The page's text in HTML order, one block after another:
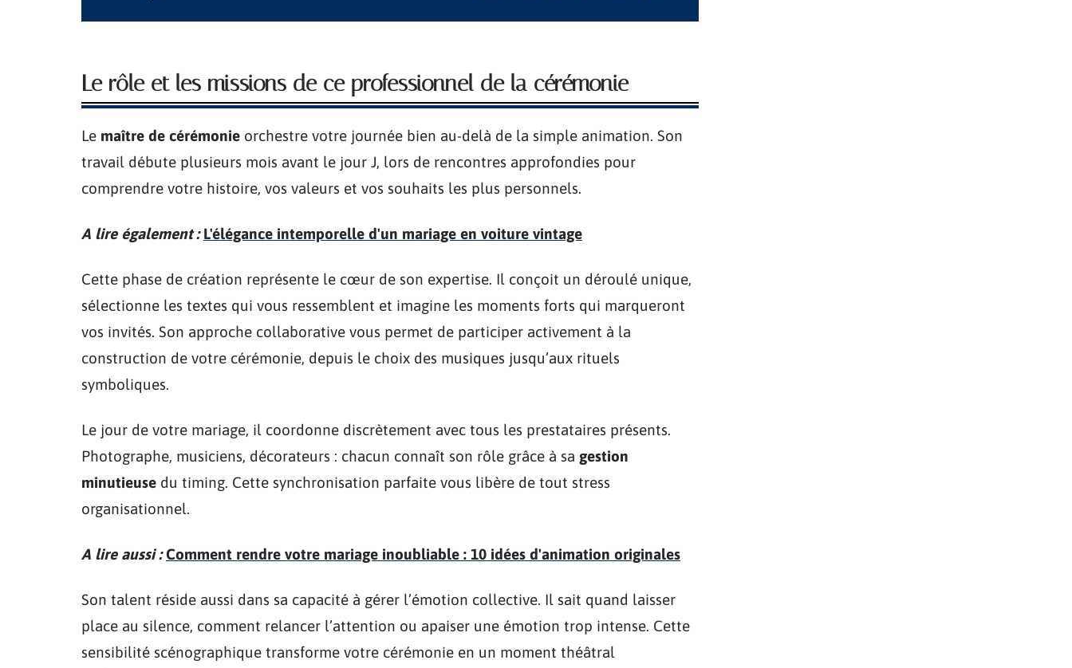
Le rôle et les missions de ce professionnel de la cérémonie
Le maître de cérémonie orchestre votre journée bien au-delà de la simple animation. Son
travail débute plusieurs mois avant le jour J, lors de rencontres approfondies pour
comprendre votre histoire, vos valeurs et vos souhaits les plus personnels.
A lire également : L'élégance intemporelle d'un mariage en voiture vintage
Cette phase de création représente le cœur de son expertise. Il conçoit un déroulé unique,
sélectionne les textes qui vous ressemblent et imagine les moments forts qui marqueront
vos invités. Son approche collaborative vous permet de participer activement à la
construction de votre cérémonie, depuis le choix des musiques jusqu’aux rituels
symboliques.
Le jour de votre mariage, il coordonne discrètement avec tous les prestataires présents.
Photographe, musiciens, décorateurs : chacun connaît son rôle grâce à sa gestion
minutieuse du timing. Cette synchronisation parfaite vous libère de tout stress
organisationnel.
A lire aussi : Comment rendre votre mariage inoubliable : 10 idées d'animation originales
Son talent réside aussi dans sa capacité à gérer l’émotion collective. Il sait quand laisser
place au silence, comment relancer l’attention ou apaiser une émotion trop intense. Cette
sensibilité scénographique transforme votre cérémonie en un moment théâtral